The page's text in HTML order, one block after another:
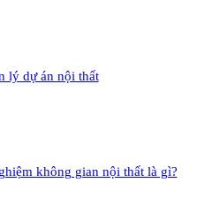
lý dự án nội thất
không gian nội thất là gì?